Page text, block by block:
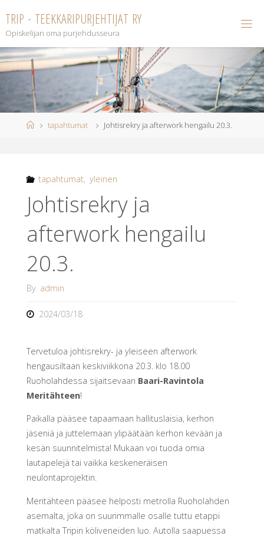
content
TRIP - TEEKKARIPURJEHTIJAT RY
Opiskelijan oma purjehdusseura
Hometapahtumat Johtisrekry ja afterwork hengailu 20.3.
tapahtumat, yleinen
Johtisrekry ja
afterwork hengailu
20.3.
By admin
2024/03/18
Tervetuloa johtisrekry- ja yleiseen afterwork
hengausiltaan keskiviikkona 20.3. klo 18.00
Ruoholahdessa sijaitsevaan Baari-Ravintola
Meritähteen!
Paikalla pääsee tapaamaan hallituslaisia, kerhon
jäseniä ja juttelemaan ylipäätään kerhon kevään ja
kesän suunnitelmista! Mukaan voi tuoda omia
lautapelejä tai vaikka keskeneräisen
neulontaprojektin.
Meritähteen pääsee helposti metrolla Ruoholahden
asemalta, joka on suurimmalle osalle tuttu etappi
matkalta Tripin köliveneiden luo. Autolla saapuessa